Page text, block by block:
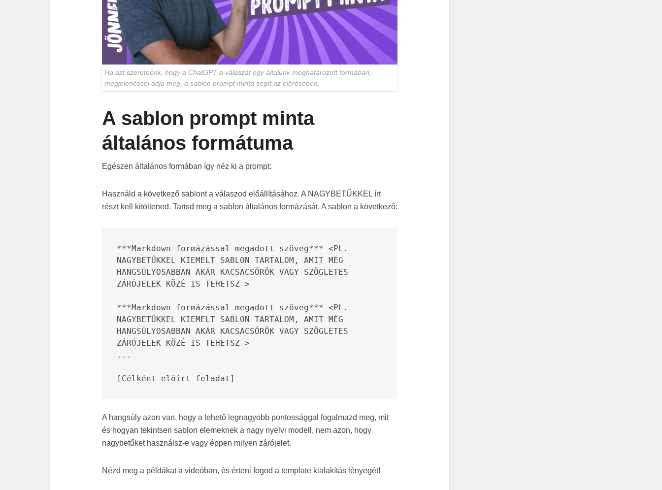
Ha azt szeretnénk, hogy a ChatGPT a válaszát egy általunk meghatározott formában,
megjelenéssel adja meg, a sablon prompt minta segít az elérésében.
A sablon prompt minta
általános formátuma
Egészen általános formában így néz ki a prompt:
Használd a következő sablont a válaszod előállításához. A NAGYBETŰKKEL írt
részt kell kitöltened. Tartsd meg a sablon általános formázását. A sablon a következő:
***Markdown formázással megadott szöveg*** <PL.
NAGYBETŰKKEL KIEMELT SABLON TARTALOM, AMIT MÉG
HANGSÚLYOSABBAN AKÁR KACSACSŐRÖK VAGY SZÖGLETES
ZÁRÓJELEK KÖZÉ IS TEHETSZ >
***Markdown formázással megadott szöveg*** <PL.
NAGYBETŰKKEL KIEMELT SABLON TARTALOM, AMIT MÉG
HANGSÚLYOSABBAN AKÁR KACSACSŐRÖK VAGY SZÖGLETES
ZÁRÓJELEK KÖZÉ IS TEHETSZ >
...
[Célként előírt feladat]
A hangsúly azon van, hogy a lehető legnagyobb pontossággal fogalmazd meg, mit
és hogyan tekintsen sablon elemeknek a nagy nyelvi modell, nem azon, hogy
nagybetűket használsz-e vagy éppen milyen zárójelet.
Nézd meg a példákat a videóban, és érteni fogod a template kialakítás lényegét!